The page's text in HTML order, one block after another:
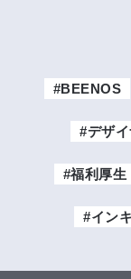
#BEENOS
#デザ
#福利厚生
#イン